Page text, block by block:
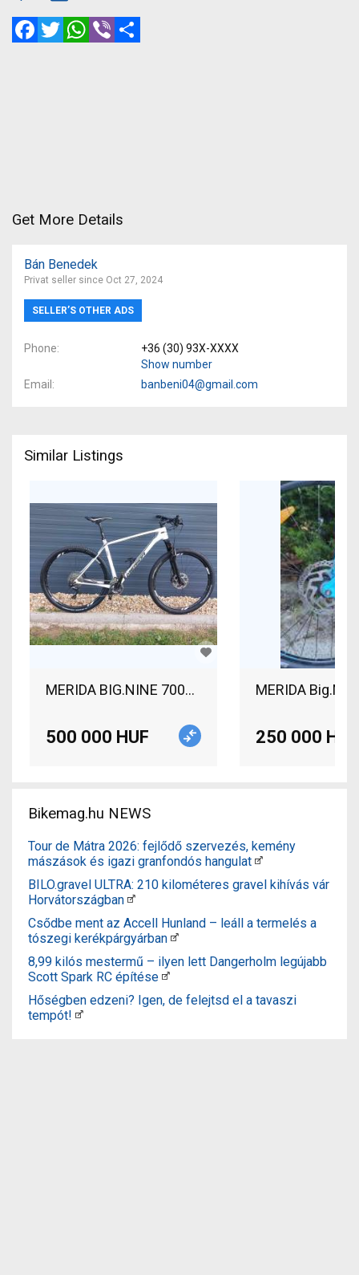
FacebookTwitterWhatsApp
Viber
Get More Details
Bán Benedek
Privat seller since Oct 27, 2024
SELLER’S OTHER ADS
Phone
+36 (30) 93X-XXXX
Show number
Email
banbeni04@gmail.com
Similar Listings
MERIDA BIG.NINE 7000 Mountain Bike 29" front
500 000 HUF
MERIDA
250 000 HUF
Bikemag.hu NEWS
Tour de Mátra 2026: fejlődő szervezés, kemény
mászások és igazi granfondós hangulat
BILO.gravel ULTRA: 210 kilométeres gravel kihívás vár
Horvátországban
Csődbe ment az Accell Hunland – leáll a termelés a
tószegi kerékpárgyárban
8,99 kilós mestermű – ilyen lett Dangerholm legújabb
Scott Spark RC építése
Hőségben edzeni? Igen, de felejtsd el a tavaszi
tempót!